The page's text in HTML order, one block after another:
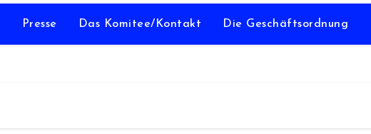
Presse Das Komitee/Kontakt Die Geschäftsordnung